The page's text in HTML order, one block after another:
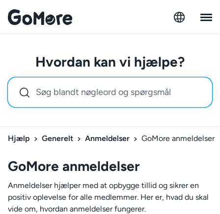
Hvordan kan vi hjælpe?
Hjælp Generelt Anmeldelser GoMore anmeldelser
GoMore anmeldelser
Anmeldelser hjælper med at opbygge tillid og sikrer en
positiv oplevelse for alle medlemmer. Her er, hvad du skal
vide om, hvordan anmeldelser fungerer.